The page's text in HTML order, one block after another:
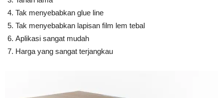
Tak menyebabkan glue line
Tak menyebabkan lapisan film lem tebal
Aplikasi sangat mudah
Harga yang sangat terjangkau